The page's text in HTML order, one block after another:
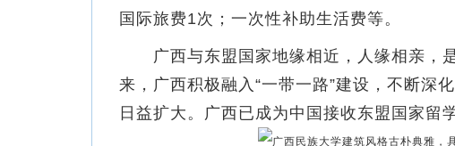
国际旅费1次；一次性补助生活费等。
广西与东盟国家地缘相近，人缘相亲，
来，广西积极融入“一带一路”建设，不断深
日益扩大。广西已成为中国接收东盟国家留